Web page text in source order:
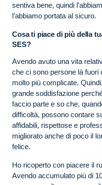
sentiva bene, quindi
l’abbiamo portata al sicuro.
Cosa ti piace di più della
SES?
Avendo avuto una vita
che ci sono persone là
molto più complicate.
grande soddisfazione
faccio parte e so che,
difficoltà, possono contare
affidabili, rispettose e
migliorato anche di poco il
felice.
Ho ricoperto con piacere il
Avendo accumulato più di